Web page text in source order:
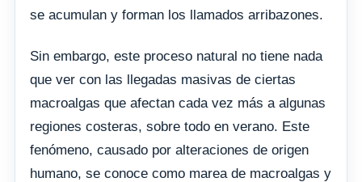
se acumulan y forman los llamados arribazones.
Sin embargo, este proceso natural no tiene nada
que ver con las llegadas masivas de ciertas
macroalgas que afectan cada vez más a algunas
regiones costeras, sobre todo en verano. Este
fenómeno, causado por alteraciones de origen
humano, se conoce como marea de macroalgas y